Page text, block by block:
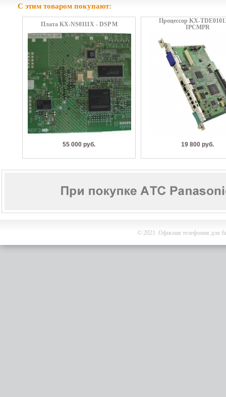
С этим товаром покупают:
Плата KX-NS0111X - DSP M
55 000 руб.
Процессор KX-
IPCMPR
19 800 руб.
© 2021 Офисная телефония для